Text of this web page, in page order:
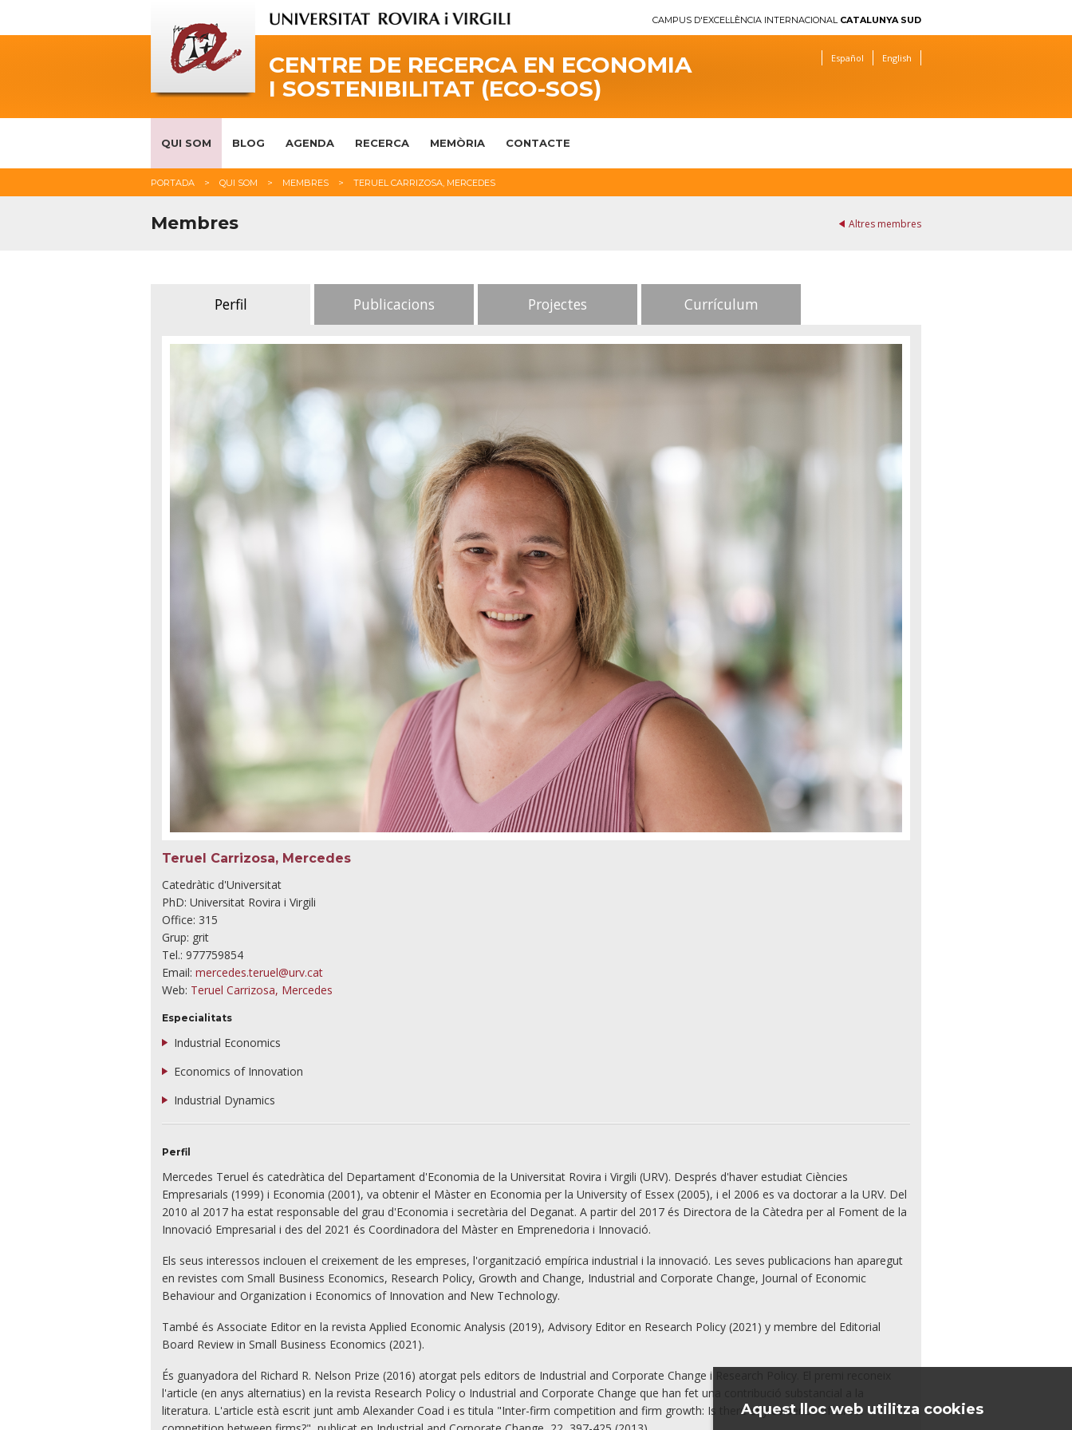
CAMPUS D'EXCEL·LÈNCIA INTERNACIONAL CATALUNYA SUD
CENTRE DE RECERCA EN ECONOMIA
I SOSTENIBILITAT (ECO-SOS)
Español English
QUI SOM BLOG AGENDA RECERCA MEMÒRIA CONTACTE
PORTADA QUI SOM MEMBRES TERUEL CARRIZOSA, MERCEDES
Altres membres
Membres
Perfil Publicacions Projectes Currículum
Teruel Carrizosa, Mercedes
Catedràtic d'Universitat
PhD: Universitat Rovira i Virgili
Office: 315
Grup: grit
Tel.: 977759854
Email: mercedes.teruel@urv.cat
Web: Teruel Carrizosa, Mercedes
Especialitats
Industrial Economics
Economics of Innovation
Industrial Dynamics
Perfil
Mercedes Teruel és catedràtica del Departament d'Economia de la Universitat Rovira i Virgili (URV). Després d'haver estudiat Ciències
Empresarials (1999) i Economia (2001), va obtenir el Màster en Economia per la University of Essex (2005), i el 2006 es va doctorar a la URV. Del
2010 al 2017 ha estat responsable del grau d'Economia i secretària del Deganat. A partir del 2017 és Directora de la Càtedra per al Foment de la
Innovació Empresarial i des del 2021 és Coordinadora del Màster en Emprenedoria i Innovació.
Els seus interessos inclouen el creixement de les empreses, l'organització empírica industrial i la innovació. Les seves publicacions han aparegut
en revistes com Small Business Economics, Research Policy, Growth and Change, Industrial and Corporate Change, Journal of Economic
Behaviour and Organization i Economics of Innovation and New Technology.
També és Associate Editor en la revista Applied Economic Analysis (2019), Advisory Editor en Research Policy (2021) y membre del Editorial
Board Review in Small Business Economics (2021).
És guanyadora del Richard R. Nelson Prize (2016) atorgat pels editors de Industrial and Corporate Change i Research Policy. El premi reconeix
l'article (en anys alternatius) en la revista Research Policy o Industrial and Corporate Change que han fet una contribució substancial a la
literatura. L'article està escrit junt amb Alexander Coad i es titula "Inter-firm competition and firm growth: Is there any evidence of directAquest lloc web utilitza cookies